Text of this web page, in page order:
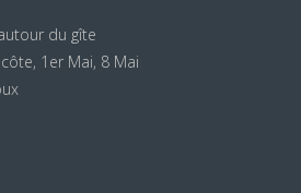
du gîte
1er Mai, 8 Mai